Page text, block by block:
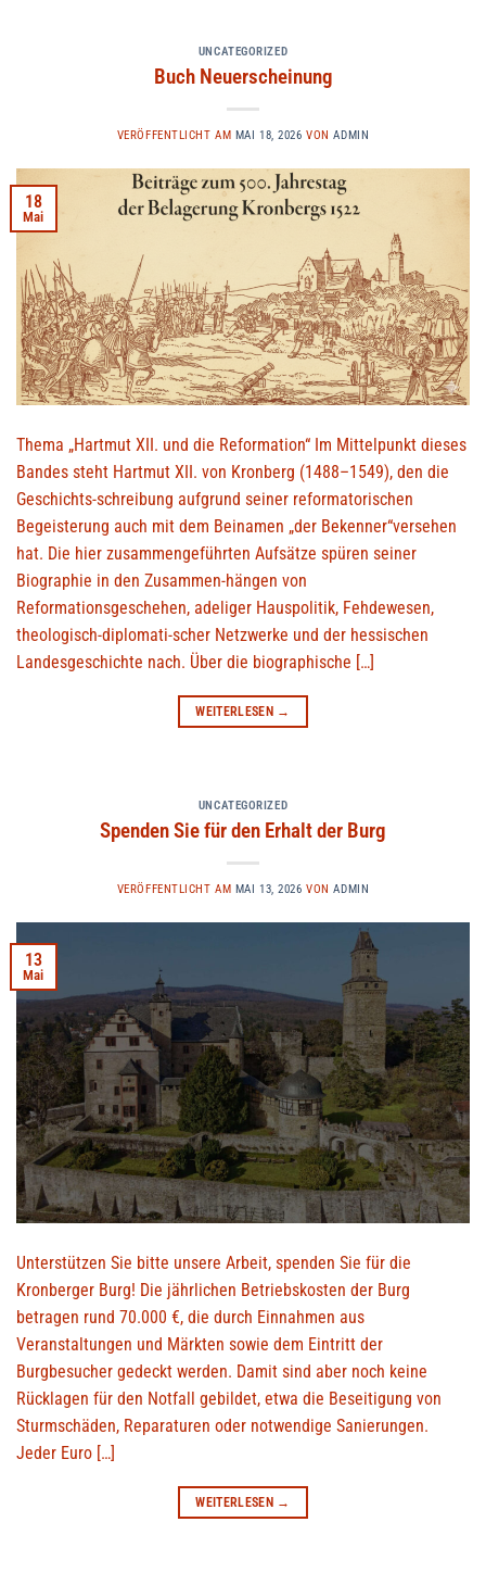
UNCATEGORIZED
Buch Neuerscheinung
VERÖFFENTLICHT AM MAI 18, 2026 VONADMIN
18
Mai
Thema „Hartmut XII. und die Reformation“ Im Mittelpunkt dieses
Bandes steht Hartmut XII. von Kronberg (1488–1549), den die
Geschichts-schreibung aufgrund seiner reformatorischen
Begeisterung auch mit dem Beinamen „der Bekenner“versehen
hat. Die hier zusammengeführten Aufsätze spüren seiner
Biographie in den Zusammen-hängen von
Reformationsgeschehen, adeliger Hauspolitik, Fehdewesen,
theologisch-diplomati-scher Netzwerke und der hessischen
Landesgeschichte nach. Über die biographische […]
WEITERLESEN →
UNCATEGORIZED
Spenden Sie für den Erhalt der Burg
VERÖFFENTLICHT AM MAI 13, 2026 VONADMIN
13
Mai
Unterstützen Sie bitte unsere Arbeit, spenden Sie für die
Kronberger Burg! Die jährlichen Betriebskosten der Burg
betragen rund 70.000 €, die durch Einnahmen aus
Veranstaltungen und Märkten sowie dem Eintritt der
Burgbesucher gedeckt werden. Damit sind aber noch keine
Rücklagen für den Notfall gebildet, etwa die Beseitigung von
Sturmschäden, Reparaturen oder notwendige Sanierungen.
Jeder Euro […]
WEITERLESEN →